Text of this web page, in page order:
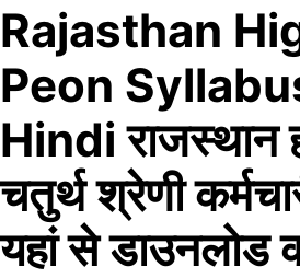
Rajasthan
Peon
Hindi राजस्थान
चतुर्थ श्रेणी
यहां से डाउनलोड